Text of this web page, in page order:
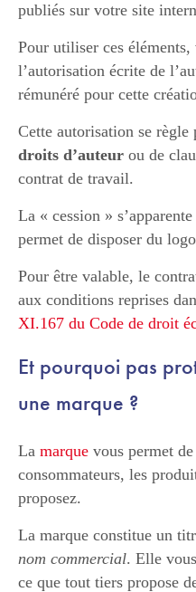
publiés sur votre site
Pour utiliser ces
l’autorisation écrite de
rémunéré pour cette
Cette autorisation se règle
droits d’auteur ou de
contrat de travail.
La « cession »
permet de disposer du
Pour être valable, le
aux conditions reprises
XI.167 du Code de droit
Et pourquoi pas
une marque ?
La marque vous permet
consommateurs, les
proposez.
La marque constitue un
nom commercial. Elle
ce que tout tiers propose